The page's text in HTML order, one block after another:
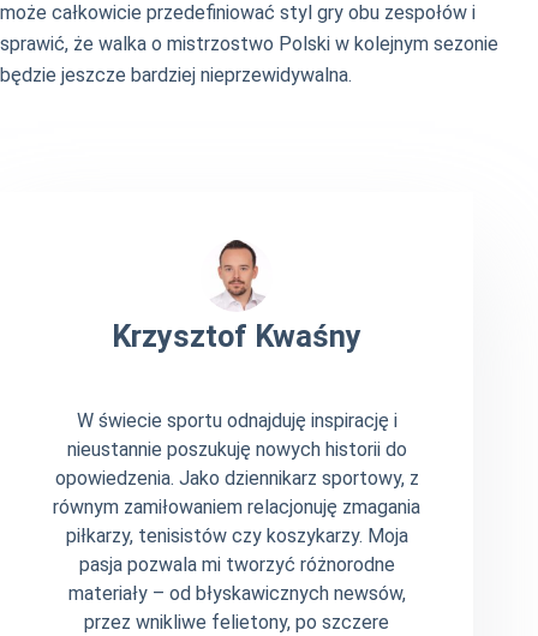
może całkowicie przedefiniować styl gry obu zespołów i
sprawić, że walka o mistrzostwo Polski w kolejnym sezonie
będzie jeszcze bardziej nieprzewidywalna.
Krzysztof Kwaśny
W świecie sportu odnajduję inspirację i
nieustannie poszukuję nowych historii do
opowiedzenia. Jako dziennikarz sportowy, z
równym zamiłowaniem relacjonuję zmagania
piłkarzy, tenisistów czy koszykarzy. Moja
pasja pozwala mi tworzyć różnorodne
materiały – od błyskawicznych newsów,
przez wnikliwe felietony, po szczere